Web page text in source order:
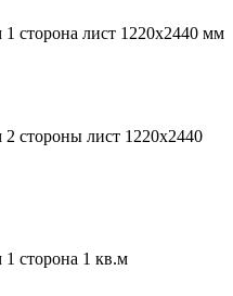
сторона лист 1220х2440 мм
стороны лист 1220х2440
сторона 1 кв.м